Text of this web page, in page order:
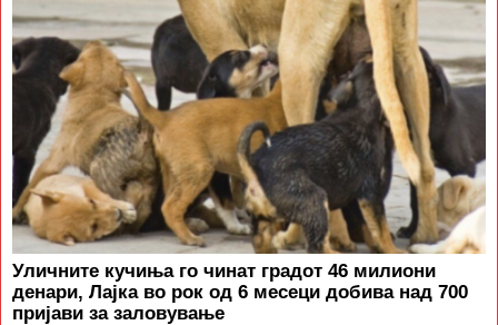
Уличните кучиња го чинат градот 46 милиони
денари, Лајка во рок од 6 месеци добива над 700
пријави за заловување